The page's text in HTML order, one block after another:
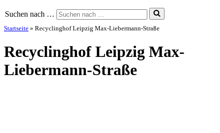
Suchen nach …
Startseite » Recyclinghof Leipzig Max-Liebermann-Straße
Recyclinghof Leipzig Max-
Liebermann-Straße